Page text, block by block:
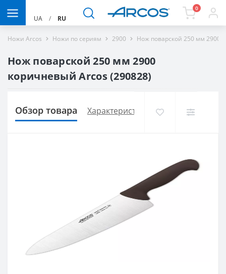
UA / RU
0
Ножи Arcos Ножи по сериям 2900 Нож поварской 250 мм 2900
Нож поварской 250 мм 2900
коричневый Arcos (290828)
Обзор товара Характеристики Доставка и